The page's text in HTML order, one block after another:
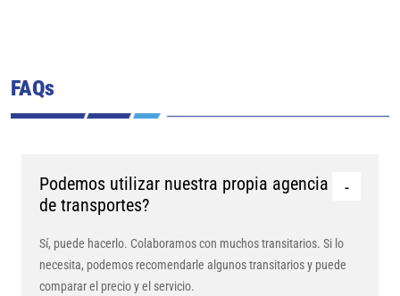
FAQs
Podemos utilizar nuestra propia agencia
de transportes?
Sí, puede hacerlo. Colaboramos con muchos transitarios. Si lo
necesita, podemos recomendarle algunos transitarios y puede
comparar el precio y el servicio.